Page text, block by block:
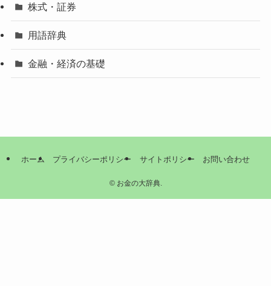
株式・証券
用語辞典
金融・経済の基礎
ホーム プライバシーポリシー サイトポリシー お問い合わせ
©お金の大辞典.